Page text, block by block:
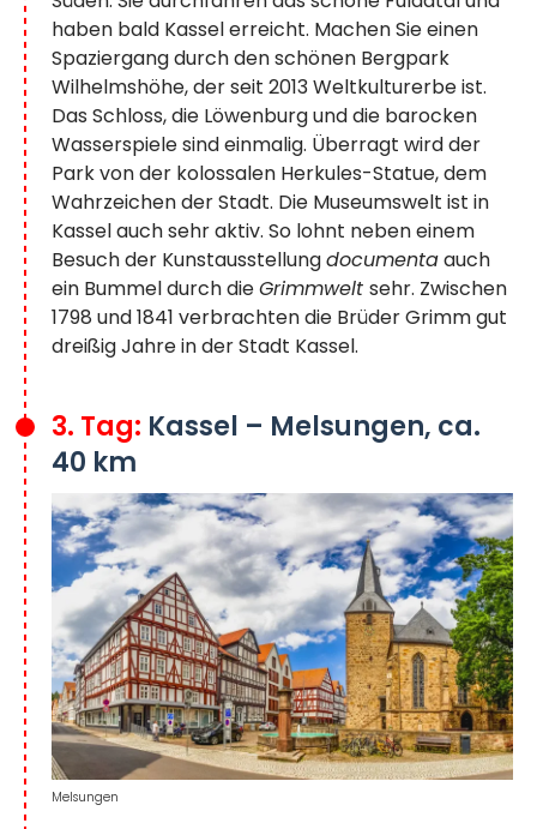
haben bald Kassel erreicht. Machen Sie einen
Spaziergang durch den schönen Bergpark
Wilhelmshöhe, der seit 2013 Weltkulturerbe ist.
Das Schloss, die Löwenburg und die barocken
Wasserspiele sind einmalig. Überragt wird der
Park von der kolossalen Herkules-Statue, dem
Wahrzeichen der Stadt. Die Museumswelt ist in
Kassel auch sehr aktiv. So lohnt neben einem
Besuch der Kunstausstellungdocumentaauch
ein Bummel durch dieGrimmwelt sehr. Zwischen
1798 und 1841 verbrachten die Brüder Grimm gut
dreißig Jahre in der Stadt Kassel.
3. Tag: Kassel – Melsungen, ca.
40 km
Melsungen